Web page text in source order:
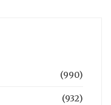
(990)
(932)